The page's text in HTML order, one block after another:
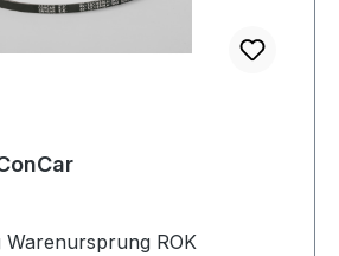
Warenursprung ROK